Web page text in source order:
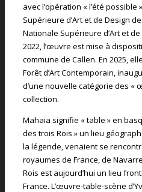
avec l’opération « l’été possible
Supérieure d’Art et de Design
Nationale Supérieure d’Art et
2022, l’œuvre est mise à
commune de Callen. En 2025,
Forêt d’Art Contemporain,
d’une nouvelle catégorie des «
collection.
Mahaia signifie « table » en
des trois Rois » un lieu
la légende, venaient se
royaumes de France, de
Rois est aujourd’hui un lieu
France. L’œuvre-table-scène